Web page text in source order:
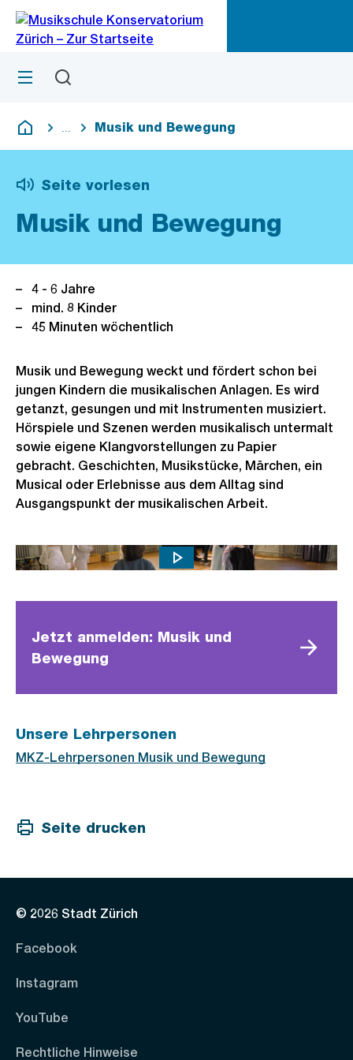
Navigation
Sprunglink
Menü
Deutsch
Blende alle Breadcrumbs ein
Musik und Bewegung
Seite vorlesen
Musik und Bewegung
4 - 6 Jahre
mind. 8 Kinder
45 Minuten wöchentlich
Musik und Bewegung weckt und fördert schon bei
jungen Kindern die musikalischen Anlagen. Es wird
getanzt, gesungen und mit Instrumenten musiziert.
Hörspiele und Szenen werden musikalisch untermalt
sowie eigene Klangvorstellungen zu Papier
gebracht. Geschichten, Musikstücke, Märchen, ein
Musical oder Erlebnisse aus dem Alltag sind
Ausgangspunkt der musikalischen Arbeit.
Musik und Bewegung an Musikschule Konservatorium Zürich
Jetzt anmelden: Musik und
Bewegung
Unsere Lehrpersonen
MKZ-Lehrpersonen Musik und Bewegung
Seite drucken
© 2026 Stadt Zürich
Facebook
Instagram
YouTube
Rechtliche Hinweise